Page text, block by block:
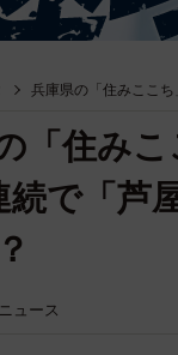
兵庫県の「住みここ
「住み
続で「芦
ュース